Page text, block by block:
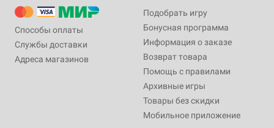
Способы оплаты
Службы доставки
Адреса магазинов
Подобрать игру
Бонусная программа
Информация о заказе
Возврат товара
Помощь с правилами
Архивные игры
Товары без скидки
Мобильное приложение